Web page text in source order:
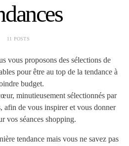
11 POSTS
vous proposons des sélections de
pour être au top de la tendance à
budget.
minutieusement sélectionnés par
afin de vous inspirer et vous donner
vos séances shopping.
tendance mais vous ne savez pas